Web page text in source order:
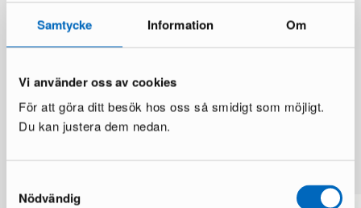
Samtycke Information Om
Vi använder oss av cookies
För att göra ditt besök hos oss så smidigt som möjligt.
Du kan justera dem nedan.
Nödvändig
Mer från samma märke